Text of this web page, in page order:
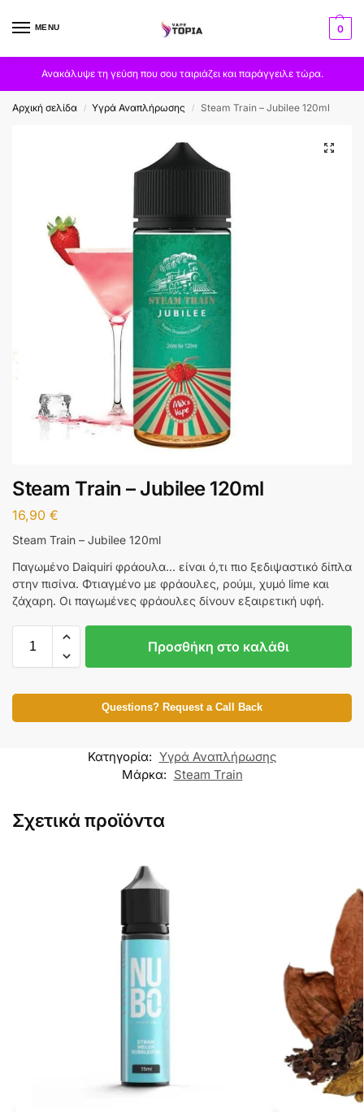
MENU 0
Ανακάλυψε τη γεύση που σου ταιριάζει και παράγγειλε τώρα.
Αρχική σελίδα / Υγρά Αναπλήρωσης / Steam Train – Jubilee 120ml
Steam Train – Jubilee 120ml
16,90 €
Steam Train – Jubilee 120ml
Παγωμένο Daiquiri φράουλα… είναι ό,τι πιο ξεδιψαστικό δίπλα
στην πισίνα. Φτιαγμένο με φράουλες, ρούμι, χυμό lime και
ζάχαρη. Οι παγωμένες φράουλες δίνουν εξαιρετική υφή.
Προσθήκη στο καλάθι
Questions? Request a Call Back
Κατηγορία: Υγρά Αναπλήρωσης
Μάρκα: Steam Train
Σχετικά προϊόντα